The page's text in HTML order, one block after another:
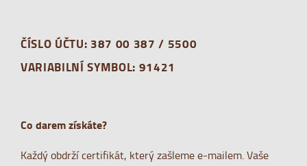
ČÍSLO ÚČTU: 387 00 387 / 5500
VARIABILNÍ SYMBOL: 91421
Co darem získáte?
Každý obdrží certifikát, který zašleme e-mailem. Vaše